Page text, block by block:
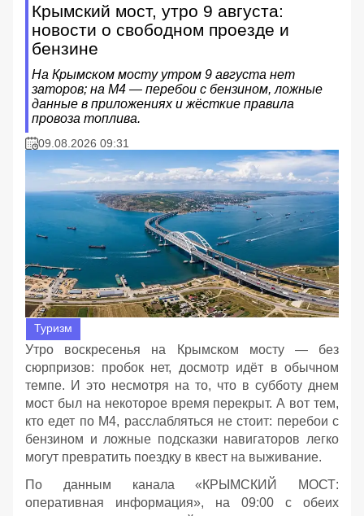
Крымский мост, утро 9 августа:
новости о свободном проезде и
бензине
На Крымском мосту утром 9 августа нет
заторов; на М4 — перебои с бензином, ложные
данные в приложениях и жёсткие правила
провоза топлива.
09.08.2026 09:31
Туризм
Утро воскресенья на Крымском мосту — без
сюрпризов: пробок нет, досмотр идёт в обычном
темпе. И это несмотря на то, что в субботу днем
мост был на некоторое время перекрыт. А вот тем,
кто едет по М4, расслабляться не стоит: перебои с
бензином и ложные подсказки навигаторов легко
могут превратить поездку в квест на выживание.
По данным канала «КРЫМСКИЙ МОСТ:
оперативная информация», на 09:00 с обеих